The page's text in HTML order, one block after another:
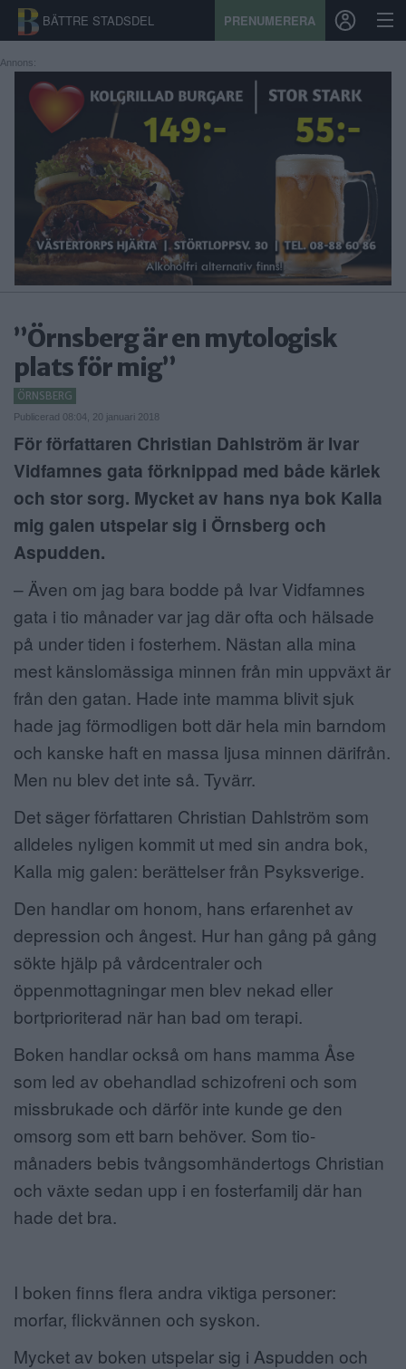
BÄTTRE STADSDEL PRENUMERERA
START
STADSDEL
PRENUMERATION
SPORT
ÅSIKTER
KONTAKT
SAMARBETEN
NÄRINGSLIV
Annons:
”Örnsberg är en mytologisk
plats för mig”
ÖRNSBERG
Publicerad 08:04, 20 januari 2018
För författaren Christian Dahlström är Ivar
Vidfamnes gata förknippad med både kärlek
och stor sorg. Mycket av hans nya bok Kalla
mig galen utspelar sig i Örnsberg och
Aspudden.
– Även om jag bara bodde på Ivar Vidfamnes
gata i tio månader var jag där ofta och hälsade
på under tiden i fosterhem. Nästan alla mina
mest känslomässiga minnen från min uppväxt är
från den gatan. Hade inte mamma blivit sjuk
hade jag förmodligen bott där hela min barndom
och kanske haft en massa ljusa minnen därifrån.
Men nu blev det inte så. Tyvärr.
Det säger författaren Christian Dahlström som
alldeles nyligen kommit ut med sin andra bok,
Kalla mig galen: berättelser från Psyksverige.
Den handlar om honom, hans erfarenhet av
depression och ångest. Hur han gång på gång
sökte hjälp på vårdcentraler och
öppenmottagningar men blev nekad eller
bortprioriterad när han bad om terapi.
Boken handlar också om hans mamma Åse
som led av obehandlad schizofreni och som
missbrukade och därför inte kunde ge den
omsorg som ett barn behöver. Som tio-
månaders bebis tvångsomhändertogs Christian
och växte sedan upp i en fosterfamilj där han
hade det bra.
I boken finns flera andra viktiga personer:
morfar, flickvännen och syskon.
Mycket av boken utspelar sig i Aspudden och